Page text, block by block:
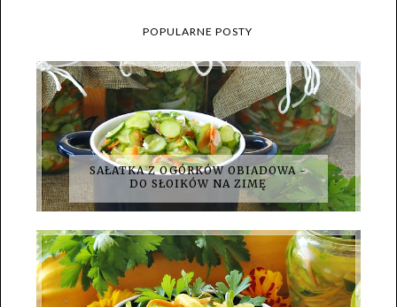
POPULARNE POSTY
SAŁATKA Z OGÓRKÓW OBIADOWA -
DO SŁOIKÓW NA ZIMĘ